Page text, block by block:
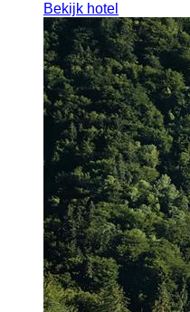
Bekijk hotel